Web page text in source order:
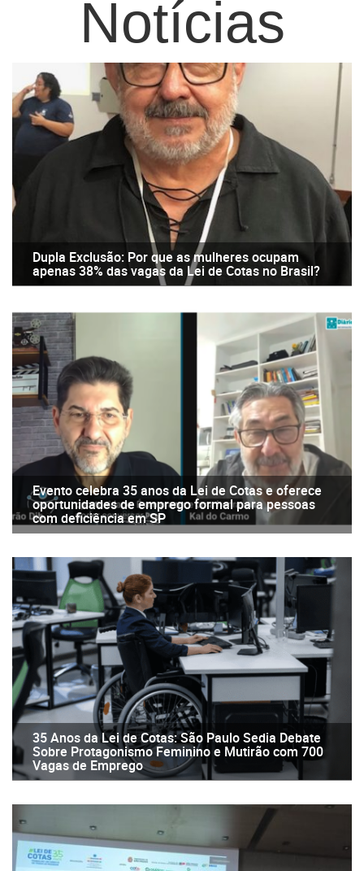
Notícias
Dupla Exclusão: Por que as mulheres ocupam
apenas 38% das vagas da Lei de Cotas no Brasil?
Evento celebra 35 anos da Lei de Cotas e oferece
oportunidades de emprego formal para pessoas
com deficiência em SP
35 Anos da Lei de Cotas: São Paulo Sedia Debate
Sobre Protagonismo Feminino e Mutirão com 700
Vagas de Emprego